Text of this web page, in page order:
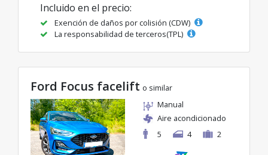
Incluido en el precio:
Exención de daños por colisión (CDW)
La responsabilidad de terceros(TPL)
Ford Focus facelift o similar
Manual
Aire acondicionado
5
4 2